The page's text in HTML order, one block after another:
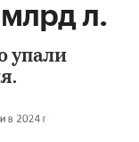
млрд л.
упали